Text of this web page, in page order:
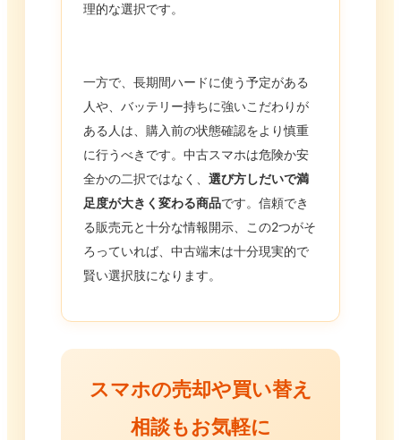
理的な選択です。
一方で、長期間ハードに使う予定がある
人や、バッテリー持ちに強いこだわりが
ある人は、購入前の状態確認をより慎重
に行うべきです。中古スマホは危険か安
全かの二択ではなく、 選び方しだいで満
足度が大きく変わる商品です。信頼でき
る販売元と十分な情報開示、この2つがそ
ろっていれば、中古端末は十分現実的で
賢い選択肢になります。
スマホの売却や買い替え
相談もお気軽に